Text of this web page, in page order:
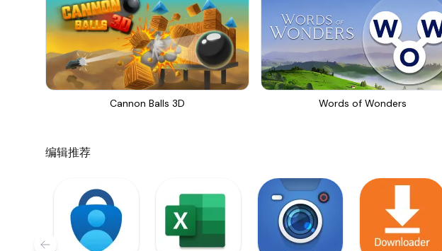
Cannon Balls 3D Words of Wonders
编辑推荐